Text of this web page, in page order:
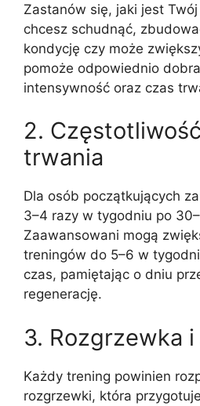
Zastanów się, jaki jest Twój
chcesz schudnąć,
kondycję czy może
pomoże odpowiednio
intensywność oraz czas
2.
trwania
Dla osób początkujących
3–4 razy w tygodniu po
Zaawansowani mogą
treningów do 5–6 w
czas, pamiętając o dniu
regenerację.
3. Rozgrzewka
Każdy trening powinien
rozgrzewki, która